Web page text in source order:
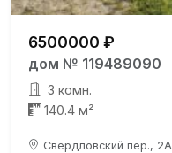
6500000 ₽
дом № 119489090
3 комн.
140.4 м²
Свердловский пер., 2А